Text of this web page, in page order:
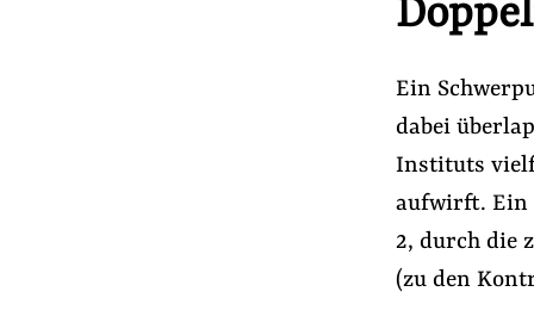
Ein
dabei
Instituts
aufwirft. Ein
2, durch die
(zu den